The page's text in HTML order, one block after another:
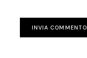
INVIA COMMENTO